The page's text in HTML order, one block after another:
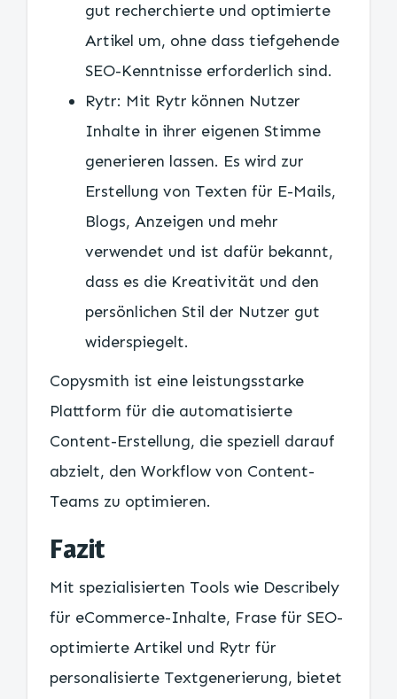
gut recherchierte und optimierte
Artikel um, ohne dass tiefgehende
SEO-Kenntnisse erforderlich sind.
Rytr: Mit Rytr können Nutzer
Inhalte in ihrer eigenen Stimme
generieren lassen. Es wird zur
Erstellung von Texten für E-Mails,
Blogs, Anzeigen und mehr
verwendet und ist dafür bekannt,
dass es die Kreativität und den
persönlichen Stil der Nutzer gut
widerspiegelt.
Copysmith ist eine leistungsstarke
Plattform für die automatisierte
Content-Erstellung, die speziell darauf
abzielt, den Workflow von Content-
Teams zu optimieren.
Fazit
Mit spezialisierten Tools wie Describely
für eCommerce-Inhalte, Frase für SEO-
optimierte Artikel und Rytr für
personalisierte Textgenerierung, bietet